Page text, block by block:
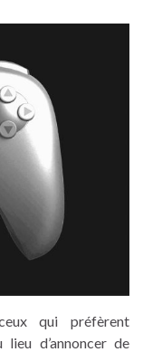
qui préfèrent
lieu d’annoncer de